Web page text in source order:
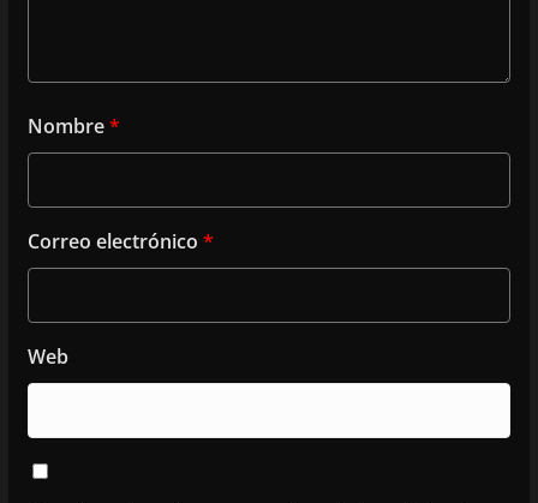
Nombre*
Correo electrónico *
Web